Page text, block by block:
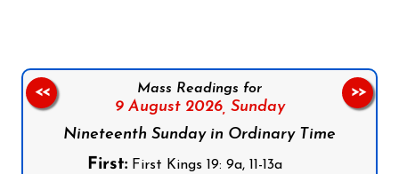
Mass Readings for
9 August 2026, Sunday
Nineteenth Sunday in Ordinary Time
First: First Kings 19: 9a, 11-13a
<< >>